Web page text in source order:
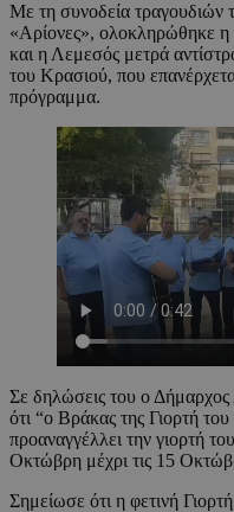
Με τη συνοδεία τραγουδιών
«Αρίονες», ολοκληρώθηκε
και η Λεμεσός μετρά
του Κρασιού, που
πρόγραμμα.
Σε δηλώσεις του ο
ότι “ο Βράκας της Γιορτή
προαναγγέλλει την γιορτή
Οκτώβρη μέχρι τις 15
Σημείωσε ότι η φετινή